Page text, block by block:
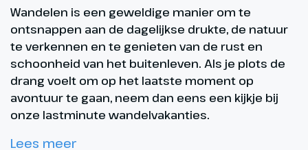
Wandelen is een geweldige manier om te
ontsnappen aan de dagelijkse drukte, de natuur
te verkennen en te genieten van de rust en
schoonheid van het buitenleven. Als je plots de
drang voelt om op het laatste moment op
avontuur te gaan, neem dan eens een kijkje bij
onze lastminute wandelvakanties.
Lees meer